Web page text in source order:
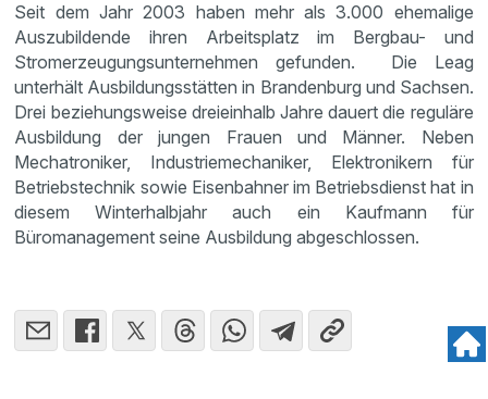
Seit dem Jahr 2003 haben mehr als 3.000 ehemalige
Auszubildende ihren Arbeitsplatz im Bergbau- und
Stromerzeugungsunternehmen gefunden. Die Leag
unterhält Ausbildungsstätten in Brandenburg und Sachsen.
Drei beziehungsweise dreieinhalb Jahre dauert die reguläre
Ausbildung der jungen Frauen und Männer. Neben
Mechatroniker, Industriemechaniker, Elektronikern für
Betriebstechnik sowie Eisenbahner im Betriebsdienst hat in
diesem Winterhalbjahr auch ein Kaufmann für
Büromanagement seine Ausbildung abgeschlossen.